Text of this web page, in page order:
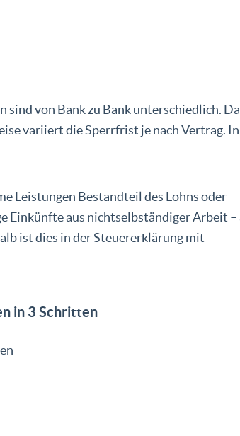
sind von Bank zu Bank unterschiedlich.
variiert die Sperrfrist je nach Vertrag.
Leistungen Bestandteil des Lohns oder
Einkünfte aus nichtselbständiger Arbeit –
ist dies in der Steuererklärung mit
in 3 Schritten